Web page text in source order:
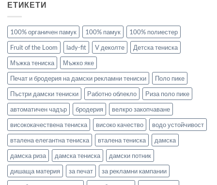
ЕТИКЕТИ
100% органичен памук 100% памук
100% полиестер
Fruit of the Loom
lady-fit V деколте
Детска тениска
Мъжка тениска
Мъжко яке
Печат и бродерия на дамски рекламни тениски
Поло пике
Пъстри дамски тениски
Работно облекло
Риза поло пике
автоматичен чадър
бродерия
велкро закопчаване
висококачествена тениска
високо качество
водо устойчивост
вталена елегантна тениска
вталена тениска
дамска
дамска риза
дамска тениска
дамски потник
дишаща материя
за печат
за рекламни кампании